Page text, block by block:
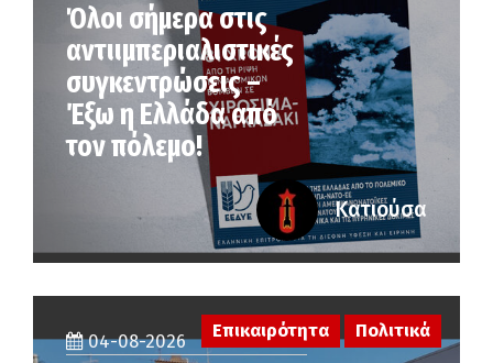
Όλοι σήμερα στις
αντιιμπεριαλιστικές
συγκεντρώσεις –
Έξω η Ελλάδα από
τον πόλεμο!
Κατιούσα
04-08-2026
Επικαιρότητα Πολιτικά